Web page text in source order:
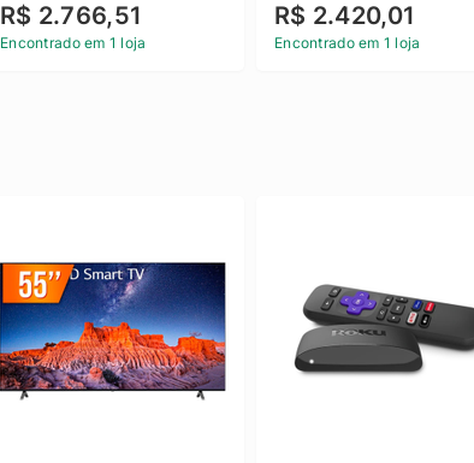
R$ 2.766,51
Encontrado em 1 loja
R$ 2.420,01
Encontrado em 1 loja